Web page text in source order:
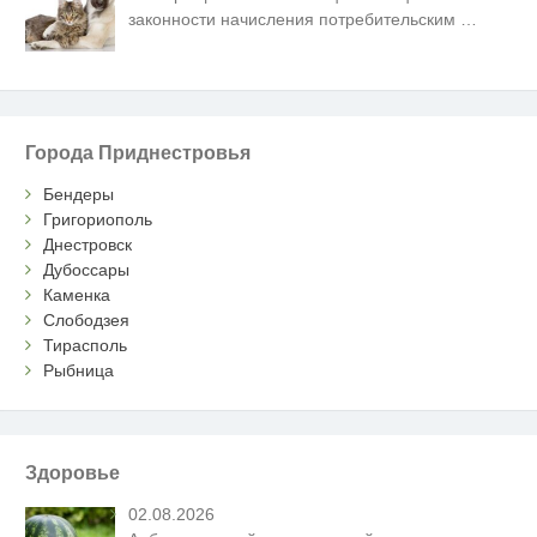
законности начисления потребительским
Города Приднестровья
Бендеры
Григориополь
Днестровск
Дубоссары
Каменка
Слободзея
Тирасполь
Рыбница
Здоровье
02.08.2026